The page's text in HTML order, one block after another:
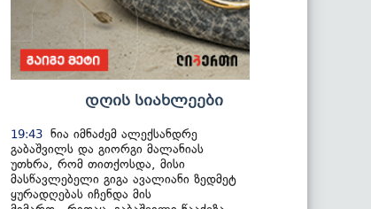
დღის სიახლეები
19:43 ნია იმნაძემ ალექსანდრე
გაბაშვილს და გიორგი მალანიას
უთხრა, რომ თითქოსდა, მისი
მასწავლებელი გიგა ავალიანი ზედმეტ
ყურადღებას იჩენდა მის